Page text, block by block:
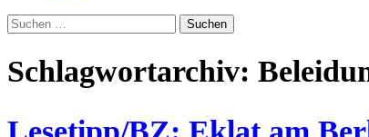
Suchen
nach:
Schlagwortarchiv: